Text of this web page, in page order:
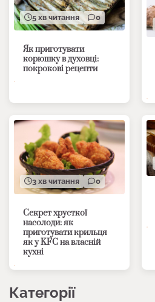
5 хв читання 0
Як приготувати
корюшку в духовці:
покрокові рецепти
3 хв читання 0
Секрет хрусткої
насолоди: як
приготувати крильця
як у KFC на власній
кухні
Категорії